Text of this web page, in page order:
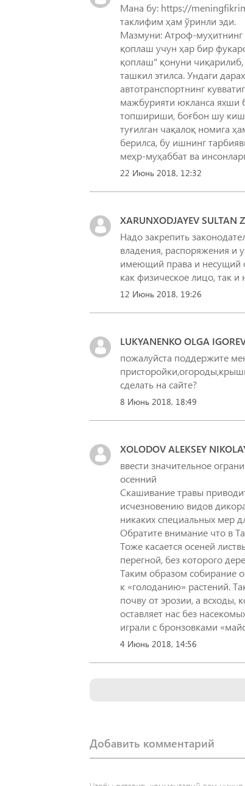
Мана бу: https://
таклифим ҳам ўринли эди.
Мазмуни: Атроф-муҳитнинг
қоплаш учун ҳар бир
қоплаш" қонуни
ташкил этилса. Ундаги
автотранспортнинг
мажбурияти юкланса яхши
топшириши, боғбон шу
туғилган чақалоқ номига
берилса, бу ишнинг
меҳр-муҳаббат ва
22 Июнь 2018, 12:32
XARUNXODJAYEV SULTAN
Надо закрепить
владения, распоряжения и
имеющий права и несущий
как физическое лицо, так
12 Июнь 2018, 19:26
LUKYANENKO OLGA
пожалуйста поддержите
сделать на сайте?
8 Июнь 2018, 18:49
XOLODOV ALEKSEY
ввести значительное
осенний
Скашивание травы
исчезновению видов
никаких специальных мер
Обратите внимание что в
Тоже касается осеней
перегной, без которого
Таким образом собирание
к «голоданию» растений.
почву от эрозии, а всходы,
оставляет нас без
4 Июнь 2018, 14:56
Добавить комментарий